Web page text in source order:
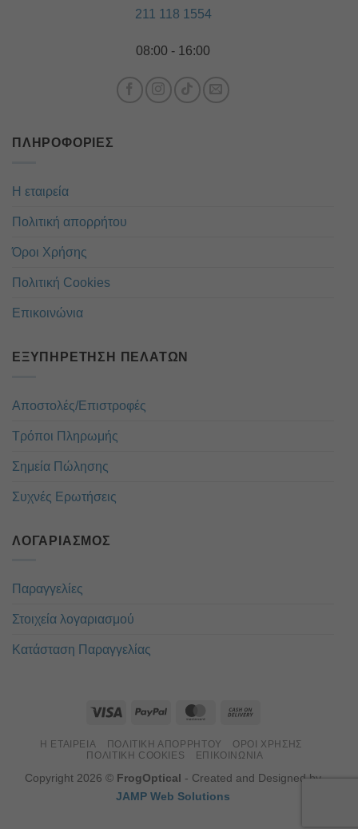
211 118 1554
08:00 - 16:00
ΠΛΗΡΟΦΟΡΊΕΣ
Η εταιρεία
Πολιτική απορρήτου
Όροι Χρήσης
Πολιτική Cookies
Επικοινώνια
ΕΞΥΠΗΡΈΤΗΣΗ ΠΕΛΑΤΏΝ
Αποστολές/Επιστροφές
Τρόποι Πληρωμής
Σημεία Πώλησης
Συχνές Ερωτήσεις
ΛΟΓΑΡΙΑΣΜΌΣ
Παραγγελίες
Στοιχεία λογαριασμού
Κατάσταση Παραγγελίας
Η ΕΤΑΙΡΕΊΑ ΠΟΛΙΤΙΚΉ ΑΠΟΡΡΉΤΟΥ
ΌΡΟΙ ΧΡΉΣΗΣ
ΠΟΛΙΤΙΚΉ COOKIES
ΕΠΙΚΟΙΝΏΝΙΑ
Copyright 2026 © FrogOptical - Created and Designed by
JAMP Web Solutions